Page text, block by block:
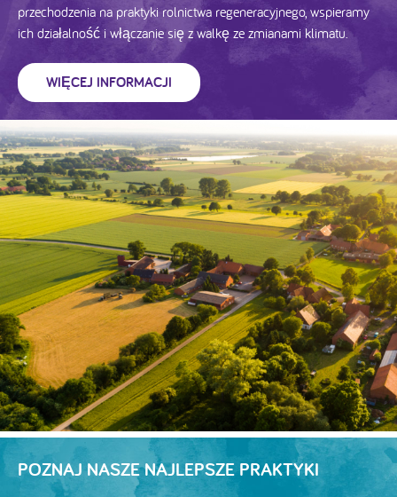
przechodzenia na praktyki rolnictwa regeneracyjnego, wspieramy
ich działalność i włączanie się z walkę ze zmianami klimatu.
WIĘCEJ INFORMACJI
POZNAJ NASZE NAJLEPSZE PRAKTYKI